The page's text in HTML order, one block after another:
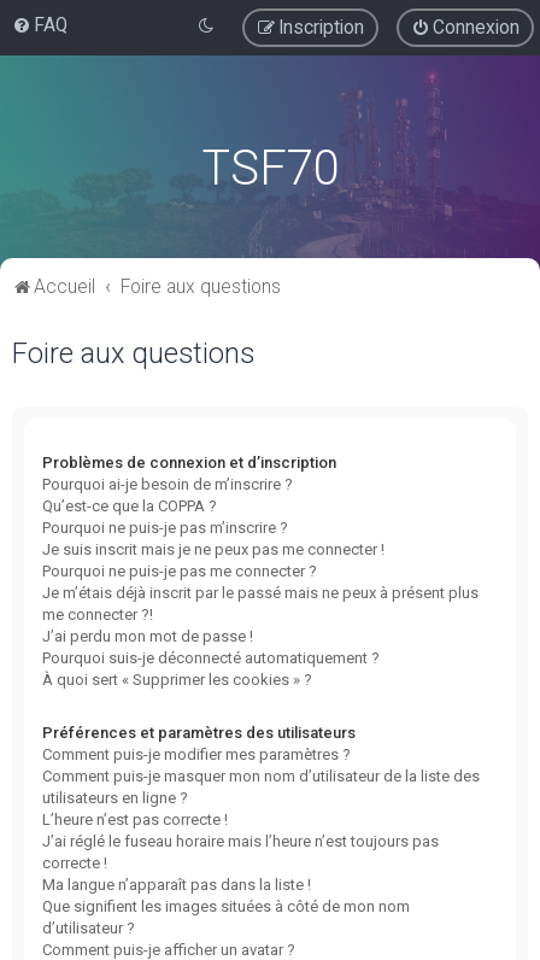
FAQ Connexion
Inscription
TSF70
Accueil Foire aux questions
Foire aux questions
Problèmes de connexion et d’inscription
Pourquoi ai-je besoin de m’inscrire ?
Qu’est-ce que la COPPA ?
Pourquoi ne puis-je pas m’inscrire ?
Je suis inscrit mais je ne peux pas me connecter !
Pourquoi ne puis-je pas me connecter ?
Je m’étais déjà inscrit par le passé mais ne peux à présent plus
me connecter ?!
J’ai perdu mon mot de passe !
Pourquoi suis-je déconnecté automatiquement ?
À quoi sert « Supprimer les cookies » ?
Préférences et paramètres des utilisateurs
Comment puis-je modifier mes paramètres ?
Comment puis-je masquer mon nom d’utilisateur de la liste des
utilisateurs en ligne ?
L’heure n’est pas correcte !
J’ai réglé le fuseau horaire mais l’heure n’est toujours pas
correcte !
Ma langue n’apparaît pas dans la liste !
Que signifient les images situées à côté de mon nom
d’utilisateur ?
Comment puis-je afficher un avatar ?